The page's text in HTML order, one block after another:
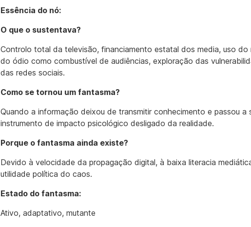
Essência do nó:
O que o sustentava?
Controlo total da televisão, financiamento estatal dos media, uso do
do ódio como combustível de audiências, exploração das
das redes sociais.
Como se tornou um fantasma?
Quando a informação deixou de transmitir conhecimento e passou a
instrumento de impacto psicológico desligado da realidade.
Porque o fantasma ainda existe?
Devido à velocidade da propagação digital, à baixa literacia
utilidade política do caos.
Estado do fantasma:
Ativo, adaptativo, mutante